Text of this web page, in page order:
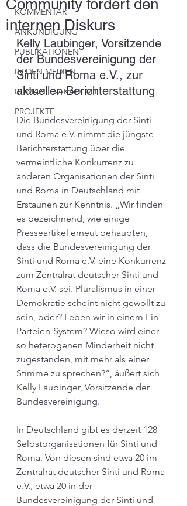
KOMMENTAR
ANKÜNDIGUNG
PUBLIKATIONEN
IN DEN MEDIEN
ROMANES-AKADEMIE
PROJEKTE
Community fördert den
internen Diskurs
Kelly Laubinger, Vorsitzende
der Bundesvereinigung der
Sinti und Roma e.V., zur
aktuellen Berichterstattung
Die Bundesvereinigung der Sinti
und Roma e.V. nimmt die jüngste
Berichterstattung über die
vermeintliche Konkurrenz zu
anderen Organisationen der Sinti
und Roma in Deutschland mit
Erstaunen zur Kenntnis. „Wir finden
es bezeichnend, wie einige
Presseartikel erneut behaupten,
dass die Bundesvereinigung der
Sinti und Roma e.V. eine Konkurrenz
zum Zentralrat deutscher Sinti und
Roma e.V. sei. Pluralismus in einer
Demokratie scheint nicht gewollt zu
sein, oder? Leben wir in einem Ein-
Parteien-System? Wieso wird einer
so heterogenen Minderheit nicht
zugestanden, mit mehr als einer
Stimme zu sprechen?“, äußert sich
Kelly Laubinger, Vorsitzende der
Bundesvereinigung.
In Deutschland gibt es derzeit 128
Selbstorganisationen für Sinti und
Roma. Von diesen sind etwa 20 im
Zentralrat deutscher Sinti und Roma
e.V., etwa 20 in der
Bundesvereinigung der Sinti und